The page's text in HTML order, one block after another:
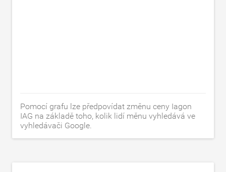
Pomocí grafu lze předpovídat změnu ceny Iagon
IAG na základě toho, kolik lidí měnu vyhledává ve
vyhledávači Google.